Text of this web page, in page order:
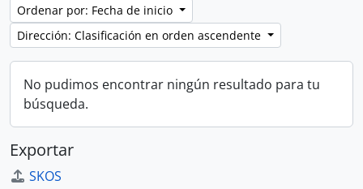
Ordenar por: Fecha de inicio
Dirección: Clasificación en orden ascendente
No pudimos encontrar ningún resultado para tu
búsqueda.
Exportar
SKOS